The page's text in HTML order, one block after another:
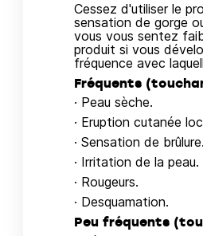
Cessez d'utiliser le
sensation de gorge
vous vous sentez
produit si vous
fréquence avec
Fréquents
· Peau sèche.
· Eruption cutanée
· Sensation de brûlure.
· Irritation de la peau.
· Rougeurs.
· Desquamation.
Peu fréquents